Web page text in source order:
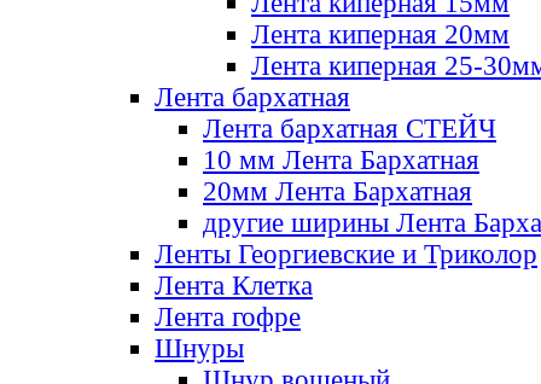
Лента киперная 20мм
Лента киперная 25-
Лента бархатная
Лента бархатная СТЕЙЧ
10 мм Лента Бархатная
20мм Лента Бархатная
другие ширины Лента
Ленты Георгиевские и Триколор
Лента Клетка
Лента гофре
Шнуры